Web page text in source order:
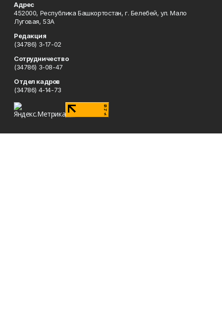
Адрес
452000, Республика Башкортостан, г. Белебей, ул. Мало
Луговая, 53А
Редакция
(34786) 3-17-02
Сотрудничество
(34786) 3-08-47
Отдел кадров
(34786) 4-14-73